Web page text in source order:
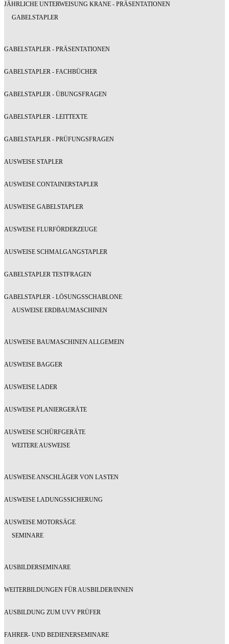
JÄHRLICHE UNTERWEISUNG KRANE - PRÄSENTATIONEN
GABELSTAPLER
GABELSTAPLER - PRÄSENTATIONEN
GABELSTAPLER - FACHBÜCHER
GABELSTAPLER - ÜBUNGSFRAGEN
GABELSTAPLER - LEITTEXTE
GABELSTAPLER - PRÜFUNGSFRAGEN
AUSWEISE STAPLER
AUSWEISE CONTAINERSTAPLER
AUSWEISE GABELSTAPLER
AUSWEISE FLURFÖRDERZEUGE
AUSWEISE SCHMALGANGSTAPLER
GABELSTAPLER TESTFRAGEN
GABELSTAPLER - LÖSUNGSSCHABLONE
AUSWEISE ERDBAUMASCHINEN
AUSWEISE BAUMASCHINEN ALLGEMEIN
AUSWEISE BAGGER
AUSWEISE LADER
AUSWEISE PLANIERGERÄTE
AUSWEISE SCHÜRFGERÄTE
WEITERE AUSWEISE
AUSWEISE ANSCHLÄGER VON LASTEN
AUSWEISE LADUNGSSICHERUNG
AUSWEISE MOTORSÄGE
SEMINARE
AUSBILDERSEMINARE
WEITERBILDUNGEN FÜR AUSBILDER/INNEN
AUSBILDUNG ZUM UVV PRÜFER
FAHRER- UND BEDIENERSEMINARE